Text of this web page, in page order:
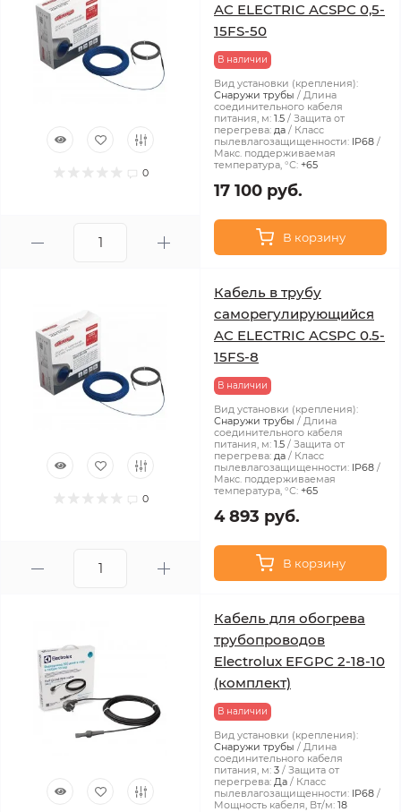
0
AC ELECTRIC ACSPC 0,5-
15FS-50
В наличии
Вид установки (крепления):
Снаружи трубы
Длина
соединительного кабеля
питания, м: 1.5
Защита от
перегрева: да
Класс
пылевлагозащищенности: IP68
Макс. поддерживаемая
температура, °С: +65
17 100 руб.
В корзину
0
Кабель в трубу
саморегулирующийся
AC ELECTRIC ACSPC 0.5-
15FS-8
В наличии
Вид установки (крепления):
Снаружи трубы
Длина
соединительного кабеля
питания, м: 1.5
Защита от
перегрева: да
Класс
пылевлагозащищенности: IP68
Макс. поддерживаемая
температура, °С: +65
4 893 руб.
В корзину
Кабель для обогрева
трубопроводов
Electrolux EFGPC 2-18-10
(комплект)
В наличии
Вид установки (крепления):
Снаружи трубы
Длина
соединительного кабеля
питания, м: 3
Защита от
перегрева: Да
Класс
пылевлагозащищенности: IP68
Мощность кабеля, Вт/м: 18